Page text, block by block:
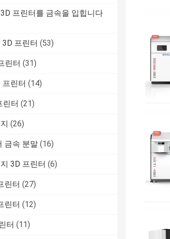
프린터를 금속을 입힙니다
프린터 (53)
린터 (31)
프린터 (14)
린터 (21)
(26)
금속 분말 (16)
3D 프린터 (6)
린터 (27)
린터 (12)
터 (11)